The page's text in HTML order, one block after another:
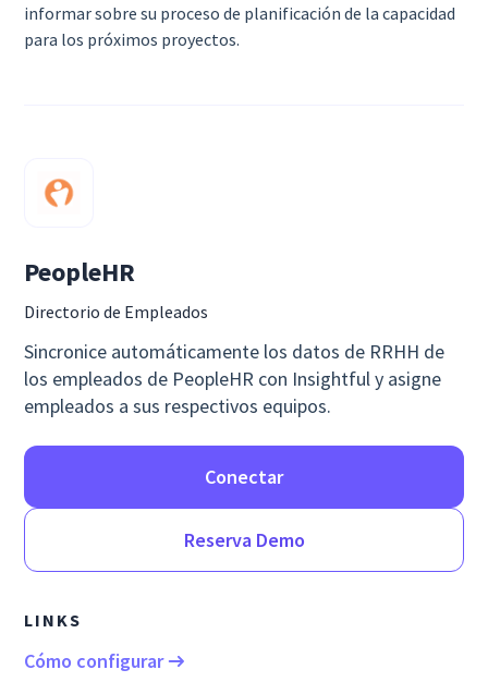
informar sobre su proceso de planificación de la capacidad
para los próximos proyectos.
PeopleHR
Directorio de Empleados
Sincronice automáticamente los datos de RRHH de
los empleados de PeopleHR con Insightful y asigne
empleados a sus respectivos equipos.
Conectar
Reserva Demo
LINKS
Cómo configurar